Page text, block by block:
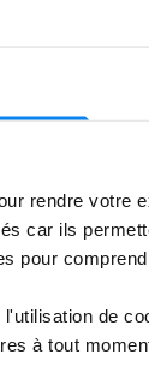
rendre votre
car ils
pour
de
à tout
24h/24 et
un nom
à ces
€ requis)
réduite